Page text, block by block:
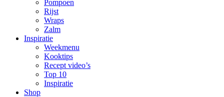
Pompoen
Rijst
Wraps
Zalm
Inspiratie
Weekmenu
Kooktips
Recept video’s
Top 10
Inspiratie
Shop